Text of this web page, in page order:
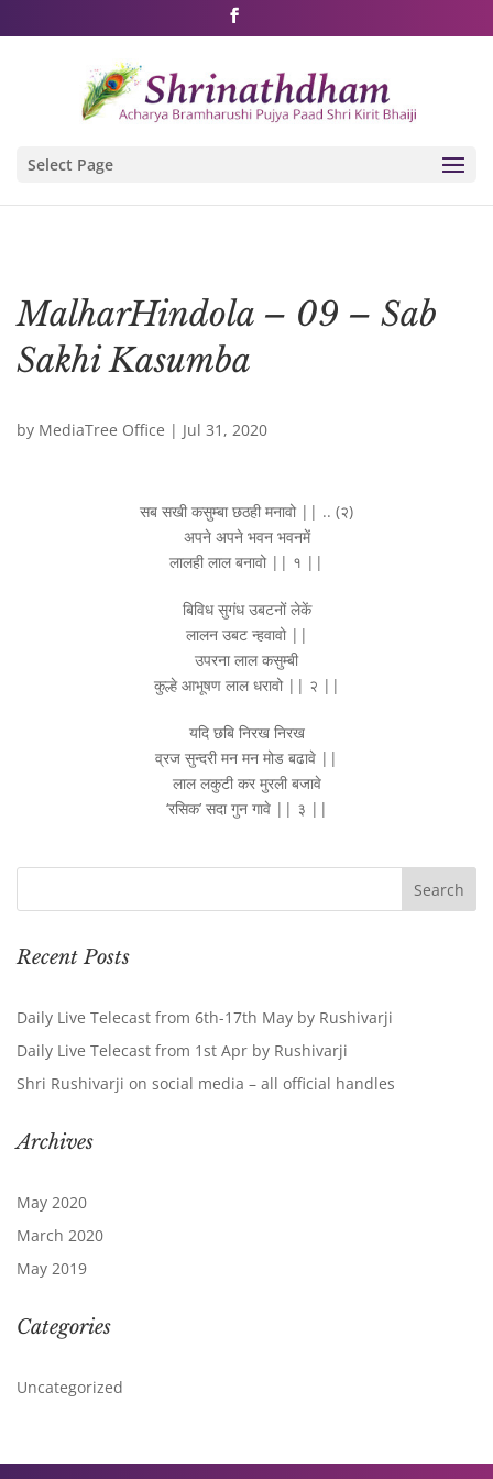
Shri Rushivarji on social media – all official handles
Select Page
MalharHindola – 09 – Sab
Sakhi Kasumba
by MediaTree Office | Jul 31, 2020
सब सखी कसुम्बा छठही मनावो || .. (२)
अपने अपने भवन भवनमें
लालही लाल बनावो || १ ||
बिविध सुगंध उबटनों लेकें
लालन उबट न्हवावो ||
उपरना लाल कसुम्बी
कुल्हे आभूषण लाल धरावो || २ ||
यदि छबि निरख निरख
व्रज सुन्दरी मन मन मोड बढावे ||
लाल लकुटी कर मुरली बजावे
‘रसिक’ सदा गुन गावे || ३ ||
Recent Posts
Daily Live Telecast from 6th-17th May by Rushivarji
Daily Live Telecast from 1st Apr by Rushivarji
Shri Rushivarji on social media – all official handles
Archives
May 2020
March 2020
May 2019
Categories
Uncategorized